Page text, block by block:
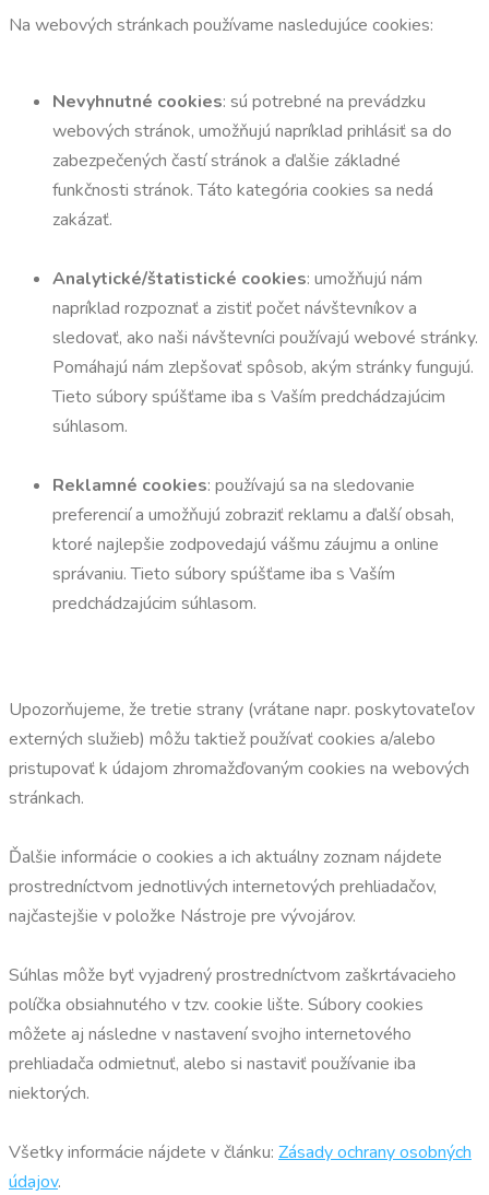
Na webových stránkach používame nasledujúce cookies:
Nevyhnutné cookies: sú potrebné na prevádzku
webových stránok, umožňujú napríklad prihlásiť sa do
zabezpečených častí stránok a ďalšie základné
funkčnosti stránok. Táto kategória cookies sa nedá
zakázať.
Analytické/štatistické cookies: umožňujú nám
napríklad rozpoznať a zistiť počet návštevníkov a
sledovať, ako naši návštevníci používajú webové stránky.
Pomáhajú nám zlepšovať spôsob, akým stránky fungujú.
Tieto súbory spúšťame iba s Vaším predchádzajúcim
súhlasom.
Reklamné cookies: používajú sa na sledovanie
preferencií a umožňujú zobraziť reklamu a ďalší obsah,
ktoré najlepšie zodpovedajú vášmu záujmu a online
správaniu. Tieto súbory spúšťame iba s Vaším
predchádzajúcim súhlasom.
Upozorňujeme, že tretie strany (vrátane napr. poskytovateľov
externých služieb) môžu taktiež používať cookies a/alebo
pristupovať k údajom zhromažďovaným cookies na webových
stránkach.
Ďalšie informácie o cookies a ich aktuálny zoznam nájdete
prostredníctvom jednotlivých internetových prehliadačov,
najčastejšie v položke Nástroje pre vývojárov.
Súhlas môže byť vyjadrený prostredníctvom zaškrtávacieho
políčka obsiahnutého v tzv. cookie lište. Súbory cookies
môžete aj následne v nastavení svojho internetového
prehliadača odmietnuť, alebo si nastaviť používanie iba
niektorých.
Všetky informácie nájdete v článku: Zásady ochrany osobných
údajov.